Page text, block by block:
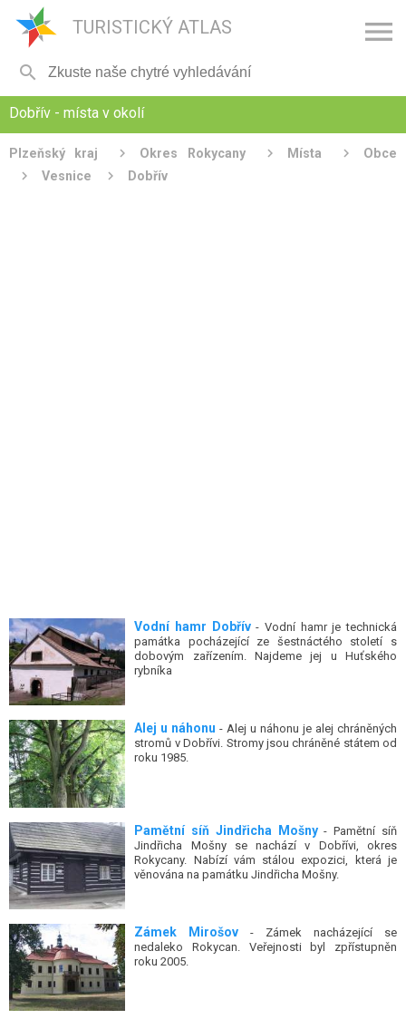
TURISTICKÝ ATLAS 

Dobřív - místa v okolí
Plzeňský kraj Okres Rokycany Místa
Obce
Vesnice
Dobřív
Vodní hamr Dobřív- Vodní hamr je technická
památka pocházející ze šestnáctého století s
dobovým zařízením. Najdeme jej u Huťského
rybníka
Alej u náhonu - Alej u náhonu je alej chráněných
stromů v Dobřívi. Stromy jsou chráněné státem od
roku 1985.
Pamětní síň Jindřicha Mošny- Pamětní síň
Jindřicha Mošny se nachází v Dobřívi, okres
Rokycany. Nabízí vám stálou expozici, která je
věnována na památku Jindřicha Mošny.
Zámek Mirošov - Zámek nacházející se
nedaleko Rokycan. Veřejnosti byl zpřístupněn
roku 2005.